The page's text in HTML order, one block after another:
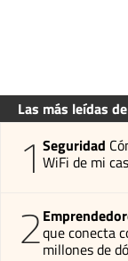
Las más leídas
1 Seguridad
WiFi de mi
2que conecta
millones de